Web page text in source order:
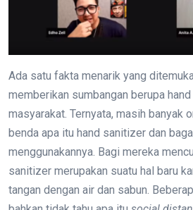
Ada satu fakta menarik yang
memberikan sumbangan berupa
masyarakat. Ternyata, masih banyak
benda apa itu hand sanitizer dan
menggunakannya. Bagi mereka
sanitizer merupakan suatu hal baru
tangan dengan air dan sabun.